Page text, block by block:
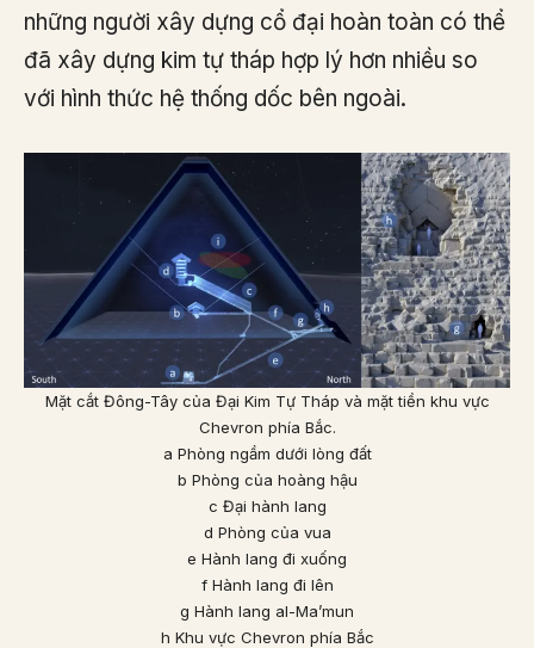
những người xây dựng cổ đại hoàn toàn có thể
đã xây dựng kim tự tháp hợp lý hơn nhiều so
với hình thức hệ thống dốc bên ngoài.
Mặt cắt Đông-Tây của Đại Kim Tự Tháp và mặt tiền khu vực
Chevron phía Bắc.
a Phòng ngầm dưới lòng đất
b Phòng của hoàng hậu
c Đại hành lang
d Phòng của vua
e Hành lang đi xuống
f Hành lang đi lên
g Hành lang al-Ma’mun
h Khu vực Chevron phía Bắc